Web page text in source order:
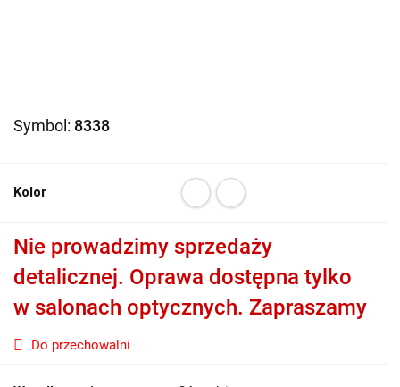
Symbol: 8338
Kolor
Nie prowadzimy sprzedaży
detalicznej. Oprawa dostępna tylko
w salonach optycznych. Zapraszamy
Do przechowalni